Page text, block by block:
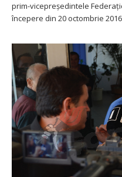
prim-vicepreședintele
începere din 20 octombrie